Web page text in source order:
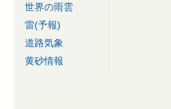
世界の雨雲
雷(予報)
道路気象
黄砂情報